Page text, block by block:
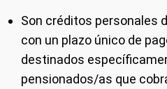
Son créditos personales
con un plazo único de
destinados
pensionados/as que